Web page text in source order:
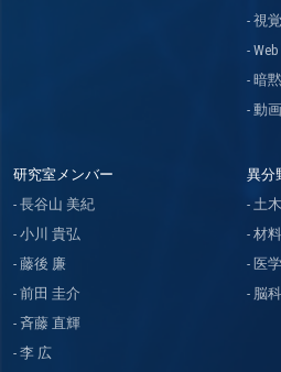
視
暗
動
研究室メンバー
長谷山 美紀
小川 貴弘
藤後 廉
前田 圭介
斉藤 直輝
李 広
異分
土
材
医学
脳